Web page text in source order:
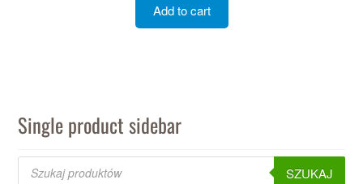
Add to cart
Single product sidebar
Products
search SZUKAJ